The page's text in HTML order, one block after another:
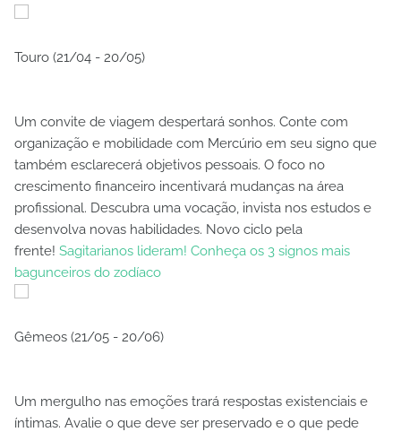
Touro (21/04 - 20/05)
Um convite de viagem despertará sonhos. Conte com
organização e mobilidade com Mercúrio em seu signo que
também esclarecerá objetivos pessoais. O foco no
crescimento financeiro incentivará mudanças na área
profissional. Descubra uma vocação, invista nos estudos e
desenvolva novas habilidades. Novo ciclo pela
frente! Sagitarianos lideram! Conheça os 3 signos mais
bagunceiros do zodíaco
Gêmeos (21/05 - 20/06)
Um mergulho nas emoções trará respostas existenciais e
íntimas. Avalie o que deve ser preservado e o que pede